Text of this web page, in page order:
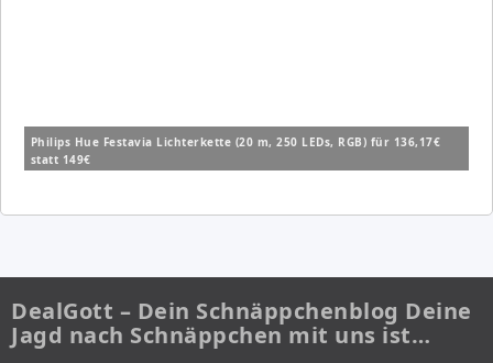
Philips Hue Festavia Lichterkette (20 m, 250 LEDs, RGB) für 136,17€
statt 149€
DealGott – Dein Schnäppchenblog Deine
Jagd nach Schnäppchen mit uns ist…